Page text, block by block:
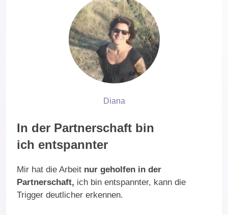
Diana
In der Partnerschaft bin
ich entspannter
Mir hat die Arbeit nur geholfen in der
Partnerschaft, ich bin entspannter, kann die
Trigger deutlicher erkennen.